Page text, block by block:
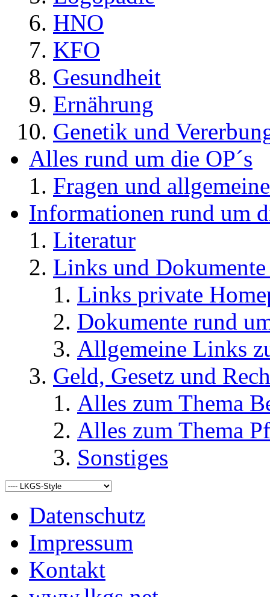
HNO
KFO
Gesundheit
Ernährung
Genetik und
Alles rund um die OP´s
Fragen und
Informationen rund um
Literatur
Links und
Links private
Dokumente rund
Allgemeine Links
Geld, Gesetz und
Alles zum Thema
Alles zum Thema
Sonstiges
Datenschutz
Impressum
Kontakt